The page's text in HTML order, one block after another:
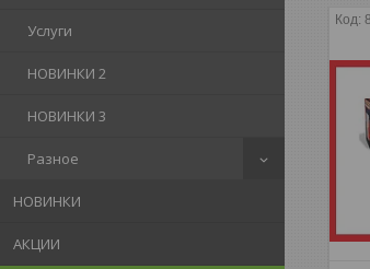
Услуги
НОВИНКИ 2
НОВИНКИ 3
Разное
НОВИНКИ
АКЦИИ